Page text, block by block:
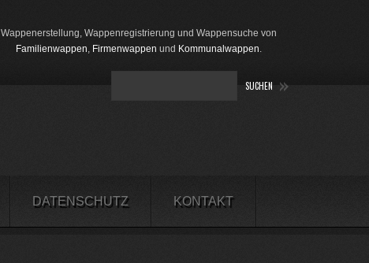
Wappenerstellung, Wappenregistrierung und Wappensuche von
Familienwappen, Firmenwappen und Kommunalwappen.
DATENSCHUTZ KONTAKT